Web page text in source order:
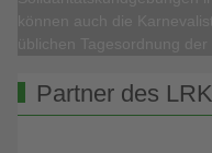
Partner des LRK